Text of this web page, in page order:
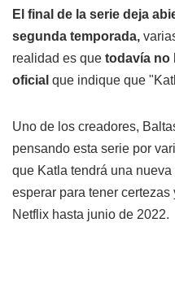
El final de la serie deja
segunda temporada,
realidad es que todavía no
oficial que indique que
Uno de los creadores,
pensando esta serie por
que Katla tendrá una
esperar para tener
Netflix hasta junio de 2022.